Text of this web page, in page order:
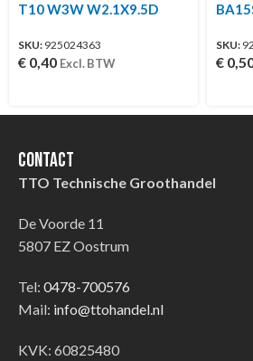
T10 W3W W2.1X9.5D
SKU: 925024363
€ 0,40 Excl. BTW
SKU:
€
Contact
TTO Technische Groothandel
De Voorde 11
5807 EZ Oostrum
Tel: 0478-700576
Mail: info@ttohandel.nl
KVK: 60825480